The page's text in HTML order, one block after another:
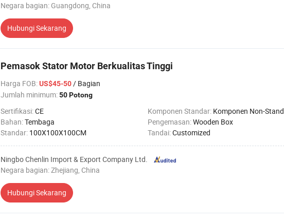
Negara bagian: Guangdong, China
Hubungi Sekarang
Pemasok Stator Motor Berkualitas Tinggi
Harga FOB:US$45-50/ Bagian
Jumlah minimum:50 Potong
Sertifikasi:CE Komponen Standar: Komponen Non-Standar
Bahan:Tembaga Pengemasan:Wooden Box
Standar: 100X100X100CM Tandai:Customized
Ningbo Chenlin Import & Export Company Ltd.
Negara bagian: Zhejiang, China
Hubungi Sekarang